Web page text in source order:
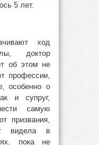
5 лет.
ход
доктор
об этом не
профессии,
особенно о
и супруг,
самую
призвания,
видела в
пока не